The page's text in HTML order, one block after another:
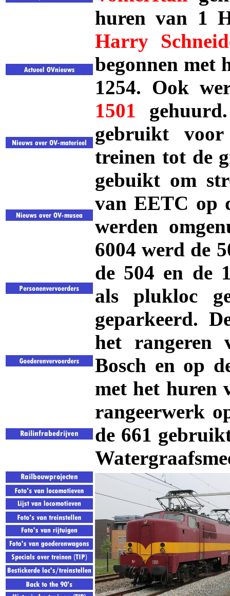
huren van 1
Harry
begonnen met
1254. Ook
1501
gebruikt
treinen tot de
gebuikt om
van EETC op
werden
6004 werd de
de 504 en de
alsplukloc
geparkeerd.
het rangeren
Bosch en op
met het huren
rangeerwerk
de 661